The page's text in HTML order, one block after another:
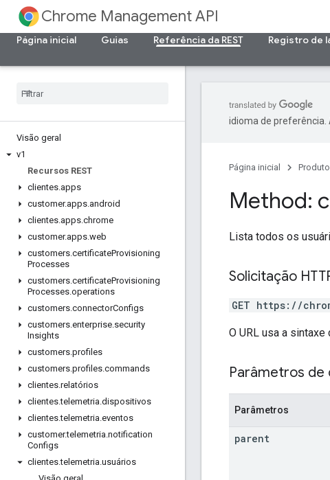
Chrome Management API
Página inicial
Guias Referência da REST Registro de
Visão geral
v1
Recursos REST
clientes.apps
customer.apps.android
clientes.apps.chrome
customer.apps.web
customers.certificateProvisioning
Processes
customers.certificateProvisioning
Processes.operations
customers.connectorConfigs
customers.enterprise.security
Insights
customers.profiles
customers.profiles.commands
clientes.relatórios
clientes.telemetria.dispositivos
clientes.telemetria.eventos
customer.telemetria.notification
Configs
clientes.telemetria.usuários
idioma de preferência.
Página inicial
Method:
Lista todos os
Solicitação
GET https://
O URL usa a sintaxe
Parâmetros de
Parâmetros
parent